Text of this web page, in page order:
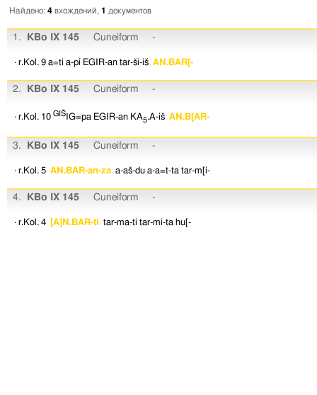
Найдено: 4 вхождений, 1 документов
1. KBo IX 145 Cuneiform -
· r.Kol. 9 a=ti a-pí EGIR-an tar-ši-iš AN.BAR[-
2. KBo IX 145 Cuneiform -
· r.Kol. 10 GIŠ IG=pa EGIR-an KA5.A-iš AN.B[AR-
3. KBo IX 145 Cuneiform -
· r.Kol. 5 AN.BAR-an-za a-aš-du a-a=t-ta tar-m[i-
4. KBo IX 145 Cuneiform -
· r.Kol. 4 [A]N.BAR-ti tar-ma-ti tar-mi-ta hu[-